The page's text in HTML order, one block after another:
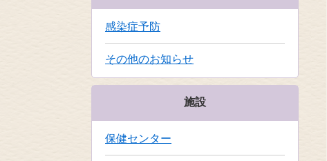
感染症予防
その他のお知らせ
施設
保健センター